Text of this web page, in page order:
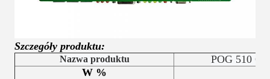
Szczegóły produktu:
Nazwa produktu
POG 510
W %